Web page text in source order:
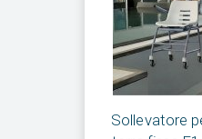
Sollevatore